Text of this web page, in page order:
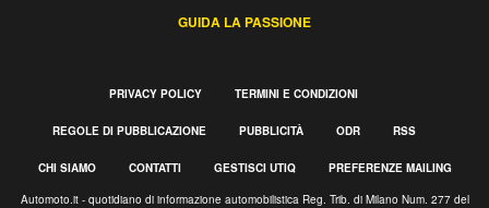
GUIDA LA PASSIONE
PRIVACY POLICY TERMINI E CONDIZIONI
REGOLE DI PUBBLICAZIONE PUBBLICITÀ ODR RSS
CHI SIAMO CONTATTI GESTISCI UTIQ PREFERENZE MAILING
Automoto.it - quotidiano di informazione automobilistica Reg. Trib. di Milano Num. 277 del